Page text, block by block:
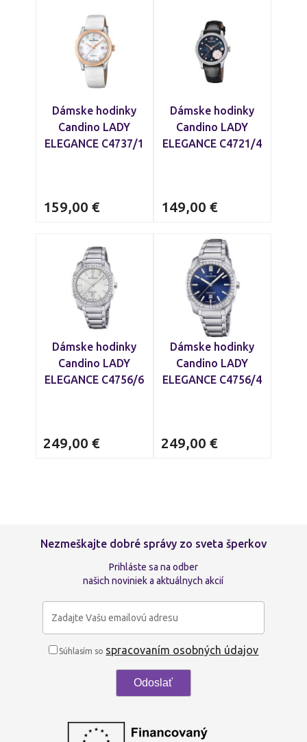
Dámske hodinky
Candino LADY
ELEGANCE C4737/1
159,00 €
Dámske hodinky
Candino LADY
ELEGANCE C4721/4
149,00 €
Dámske hodinky
Candino LADY
ELEGANCE C4756/6
249,00 €
Dámske hodinky
Candino LADY
ELEGANCE C4756/4
249,00 €
Nezmeškajte dobré správy zo sveta šperkov
Prihláste sa na odber
našich noviniek a aktuálnych akcií
Súhlasím so spracovaním osobných údajov